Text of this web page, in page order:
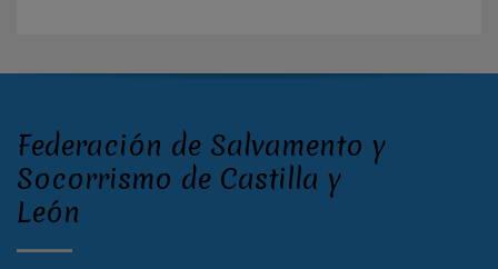
Federación de Salvamento y
Socorrismo de Castilla y
León